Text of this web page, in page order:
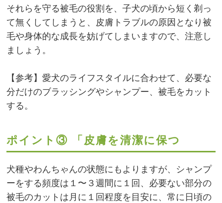
それらを守る被毛の役割を、子犬の頃から短く剃っ
て無くしてしまうと、皮膚トラブルの原因となり被
毛や身体的な成長を妨げてしまいますので、注意し
ましょう。
【参考】愛犬のライフスタイルに合わせて、必要な
分だけのブラッシングやシャンプー、被毛をカット
する。
ポイント③ 「皮膚を清潔に保つ
犬種やわんちゃんの状態にもよりますが、シャンプ
ーをする頻度は１〜３週間に１回、必要ない部分の
被毛のカットは月に１回程度を目安に、常に日頃の